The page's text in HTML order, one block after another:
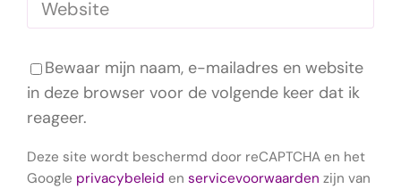
Bewaar mijn naam, e-mailadres en website
in deze browser voor de volgende keer dat ik
reageer.
Deze site wordt beschermd door reCAPTCHA en het
Google privacybeleid en servicevoorwaarden zijn van